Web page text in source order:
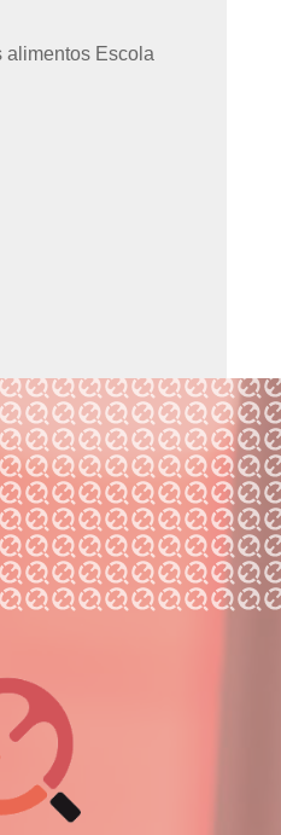
alimentos Escola